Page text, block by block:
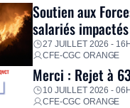
Soutien aux
salariés
27 JUILLET 2026 -
CFE-CGC ORANGE
Merci : Rejet à
10 JUILLET 2026 -
CFE-CGC ORANGE